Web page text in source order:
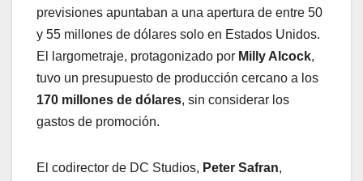
previsiones apuntaban a una apertura de entre 50
y 55 millones de dólares solo en Estados Unidos.
El largometraje, protagonizado por Milly Alcock,
tuvo un presupuesto de producción cercano a los
170 millones de dólares, sin considerar los
gastos de promoción.
El codirector de DC Studios, Peter Safran,